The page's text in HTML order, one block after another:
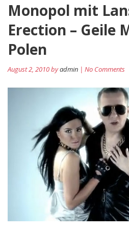
Monopol mit
Erection – Geile
Polen
August 2, 2010 byadmin | No Comments